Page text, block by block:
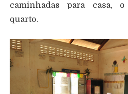
caminhadas para casa,
quarto.